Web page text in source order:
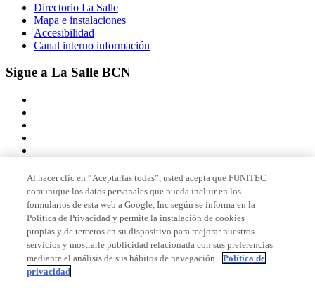
Directorio La Salle
Mapa e instalaciones
Accesibilidad
Canal interno información
Sigue a La Salle BCN
Miembro de
Acreditaciones
Al hacer clic en “Aceptarlas todas”, usted acepta que FUNITEC
comunique los datos personales que pueda incluir en los
formularios de esta web a Google, Inc según se informa en la
Política de Privacidad y permite la instalación de cookies
propias y de terceros en su dispositivo para mejorar nuestros
servicios y mostrarle publicidad relacionada con sus preferencias
mediante el análisis de sus hábitos de navegación. Política de
privacidad